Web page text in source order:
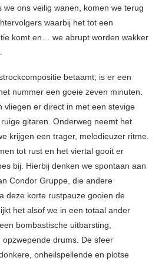
we ons veilig wanen, komen we terug
waarbij het tot een
komt en… we abrupt worden wakker
betaamt, is er een
nummer een goeie zeven minuten.
vliegen er direct in met een stevige
gitaren. Onderweg neemt het
krijgen een trager, melodieuzer ritme.
tot rust en het viertal gooit er
bij. Hierbij denken we spontaan aan
Condor Gruppe, die andere
deze korte rustpauze gooien de
het alsof we in een totaal ander
bombastische uitbarsting,
drums. De sfeer
onheilspellende en plotse